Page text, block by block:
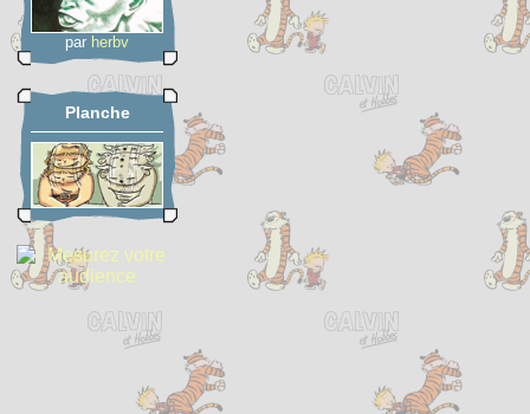
par herbv
Planche